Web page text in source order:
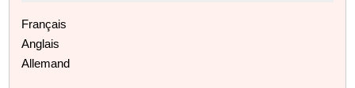
Français
Anglais
Allemand